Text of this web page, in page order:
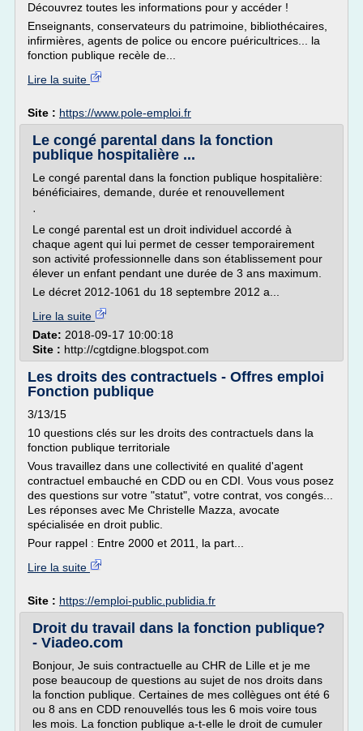
Découvrez toutes les informations pour y accéder !
Enseignants, conservateurs du patrimoine, bibliothécaires,
infirmières, agents de police ou encore puéricultrices... la
fonction publique recèle de...
Lire la suite
Site : https://www.pole-emploi.fr
Le congé parental dans la fonction
publique hospitalière ...
Le congé parental dans la fonction publique hospitalière:
bénéficiaires, demande, durée et renouvellement
·
Le congé parental est un droit individuel accordé à
chaque agent qui lui permet de cesser temporairement
son activité professionnelle dans son établissement pour
élever un enfant pendant une durée de 3 ans maximum.
Le décret 2012-1061 du 18 septembre 2012 a...
Lire la suite
Date: 2018-09-17 10:00:18
Site : http://cgtdigne.blogspot.com
Les droits des contractuels - Offres emploi
Fonction publique
3/13/15
10 questions clés sur les droits des contractuels dans la
fonction publique territoriale
Vous travaillez dans une collectivité en qualité d'agent
contractuel embauché en CDD ou en CDI. Vous vous posez
des questions sur votre "statut", votre contrat, vos congés...
Les réponses avec Me Christelle Mazza, avocate
spécialisée en droit public.
Pour rappel : Entre 2000 et 2011, la part...
Lire la suite
Site : https://emploi-public.publidia.fr
Droit du travail dans la fonction publique?
- Viadeo.com
Bonjour, Je suis contractuelle au CHR de Lille et je me
pose beaucoup de questions au sujet de nos droits dans
la fonction publique. Certaines de mes collègues ont été 6
ou 8 ans en CDD renouvellés tous les 6 mois voire tous
les mois. La fonction publique a-t-elle le droit de cumuler